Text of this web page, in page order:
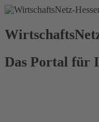
Das Portal für